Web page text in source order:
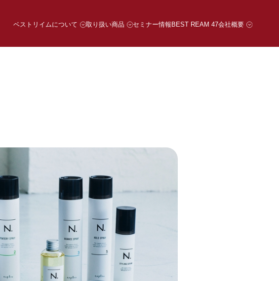
ベストリイムについて 取り扱い商品 セミナー情報 BEST REAM 47会社概要